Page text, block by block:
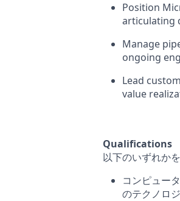
Position
articulating
Manage
ongoing
Lead
value
Qualifications
以下のいずれか
コンピュー
のテクノロ